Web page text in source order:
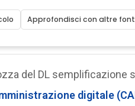
Approfondisci con altre
del DL semplificazione
digitale